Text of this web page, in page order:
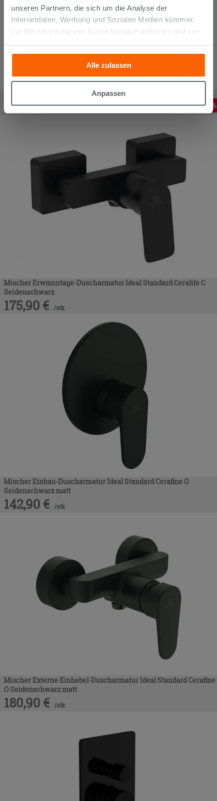
unseren Partnern, die sich um die Analyse der
Internetdaten, Werbung und Sozialen Medien kümmer,
zur Bereitstellung von Social-Media-Funktionen und zur
anderen Informationen, die Sie ihnen geliefert haben oder
die sie aufgrund Ihrer Verwendung ihrer Dienste
gesammelt haben, kombinieren. Falls Sie mehr wissen
möchten oder Ihre Zustimmung zu allen oder einigen
Zustimmung kann durch Klicken auf die Schaltfläche
die Schaltfläche "X" klicken, können Sie das Surfen erst
nach der Installation der technischen Cookies fortsetzen.
Alle zulassen
Anpassen
Duscharmatur extern Miami Dark Mirror
242,32€ 302,90€ -20,00%
Mischer Erwmontage-Duscharmatur Ideal Standard Ceralife C
Seidenschwarz
175,90 € /stk
Mischer Einbau-Duscharmatur Ideal Standard Cerafine O
Seidenschwarz matt
142,90 € /stk
Mischer Externe Einhebel-Duscharmatur Ideal Standard Cerafine
O Seidenschwarz matt
180,90 € /stk